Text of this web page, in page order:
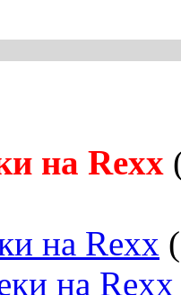
на Rexx
на Rexx
на Rexx